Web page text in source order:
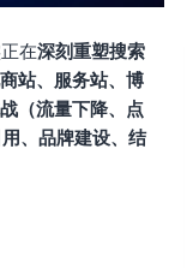
在深刻重塑搜索
站、服务站、博
（流量下降、点
、品牌建设、结